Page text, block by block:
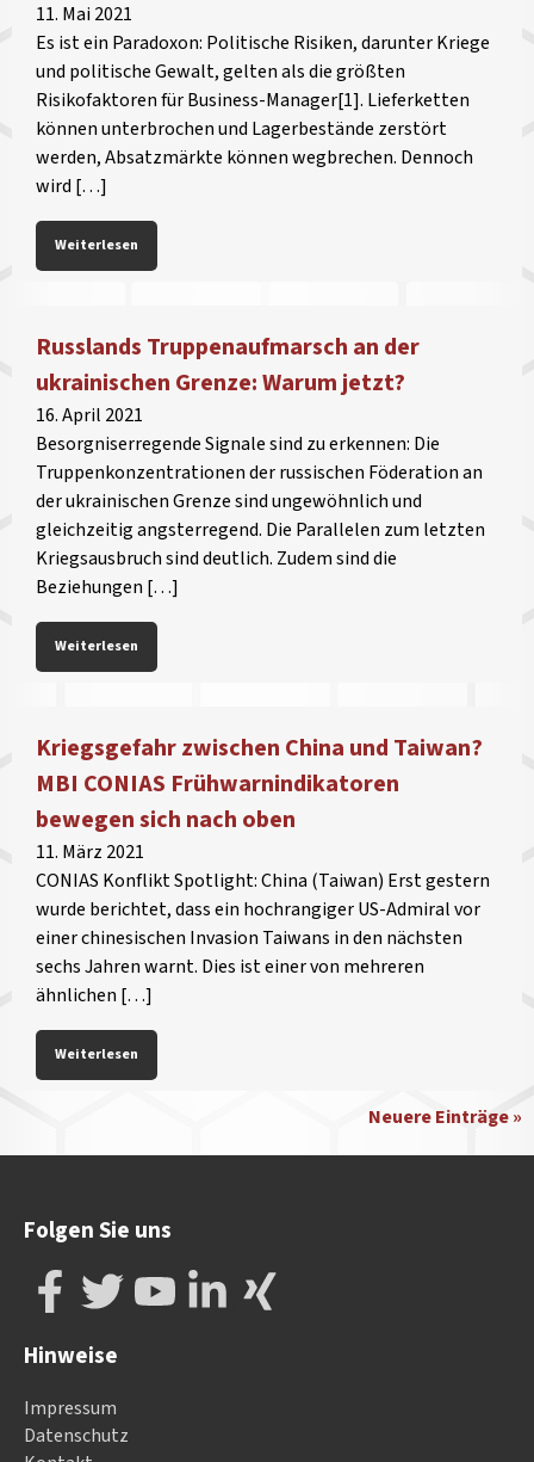
11. Mai 2021
Es ist ein Paradoxon: Politische Risiken, darunter Kriege
und politische Gewalt, gelten als die größten
Risikofaktoren für Business-Manager[1]. Lieferketten
können unterbrochen und Lagerbestände zerstört
werden, Absatzmärkte können wegbrechen. Dennoch
wird […]
Weiterlesen
Russlands Truppenaufmarsch an der
ukrainischen Grenze: Warum jetzt?
16. April 2021
Besorgniserregende Signale sind zu erkennen: Die
Truppenkonzentrationen der russischen Föderation an
der ukrainischen Grenze sind ungewöhnlich und
gleichzeitig angsterregend. Die Parallelen zum letzten
Kriegsausbruch sind deutlich. Zudem sind die
Beziehungen […]
Weiterlesen
Kriegsgefahr zwischen China und Taiwan?
MBI CONIAS Frühwarnindikatoren
bewegen sich nach oben
11. März 2021
CONIAS Konflikt Spotlight: China (Taiwan) Erst gestern
wurde berichtet, dass ein hochrangiger US-Admiral vor
einer chinesischen Invasion Taiwans in den nächsten
sechs Jahren warnt. Dies ist einer von mehreren
ähnlichen […]
Weiterlesen
Neuere Einträge »
Folgen Sie uns
Hinweise
Impressum
Datenschutz